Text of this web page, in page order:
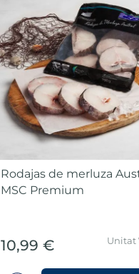
Rodajas de merluza
MSC Premium
10,99 € Unitat